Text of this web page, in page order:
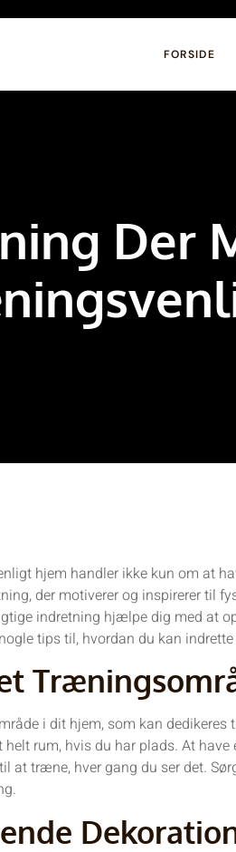
FORSIDE
Der
hjem handler ikke kun om at
der motiverer og inspirerer til
indretning hjælpe dig med at
tips til, hvordan du kan
i dit hjem, som kan
rum, hvis du har plads. At have
at træne, hver gang du ser det.